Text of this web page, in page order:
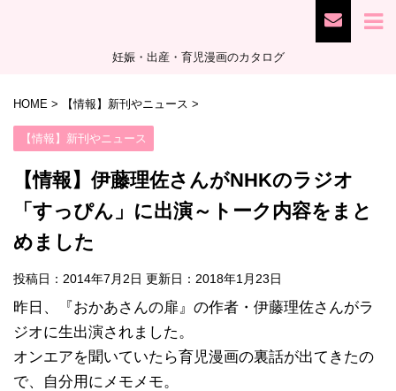
妊娠・出産・育児漫画のカタログ
HOME > 【情報】新刊やニュース >
【情報】新刊やニュース
【情報】伊藤理佐さんがNHKのラジオ
「すっぴん」に出演～トーク内容をまと
めました
投稿日：2014年7月2日 更新日： 2018年1月23日
昨日、『おかあさんの扉』の作者・伊藤理佐さんがラ
ジオに生出演されました。
オンエアを聞いていたら育児漫画の裏話が出てきたの
で、自分用にメモメモ。